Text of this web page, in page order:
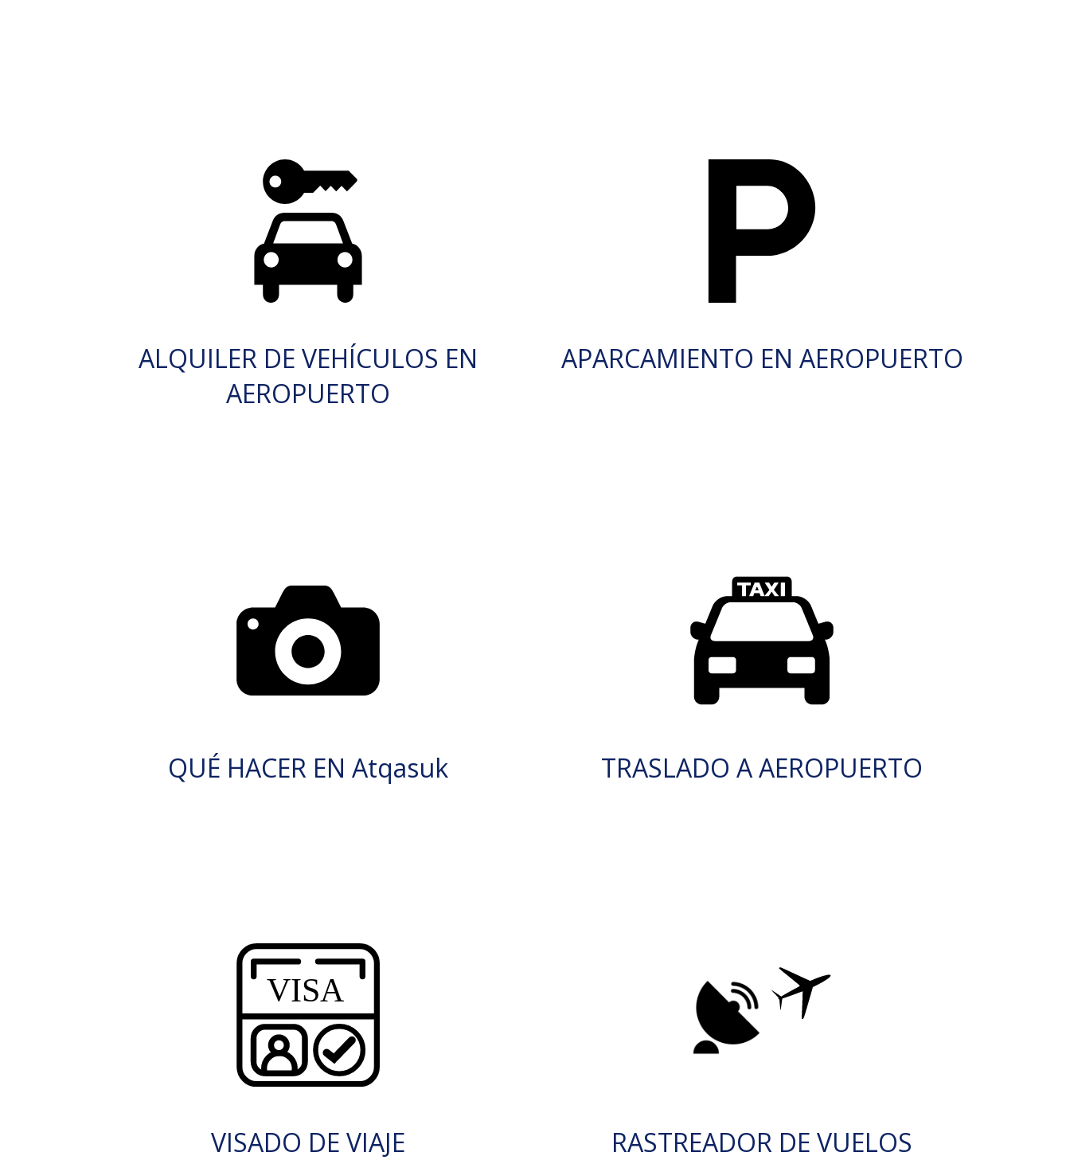
ALQUILER DE VEHÍCULOS EN
AEROPUERTO
APARCAMIENTO EN AEROPUERTO
QUÉ HACER EN Atqasuk TRASLADO A AEROPUERTO
VISADO DE VIAJE RASTREADOR DE VUELOS